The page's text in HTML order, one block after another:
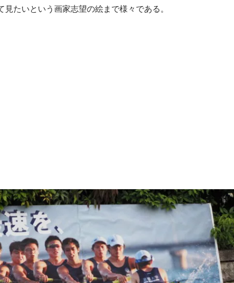
たいという画家志望の絵まで様々である。